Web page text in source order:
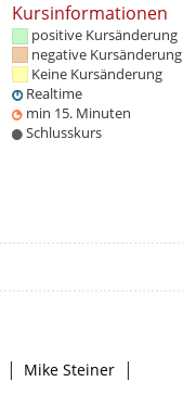
Kursinformationen
positive Kursänderung
negative Kursänderung
Keine Kursänderung
Realtime
min 15. Minuten
Schlusskurs
| Mike Steiner |